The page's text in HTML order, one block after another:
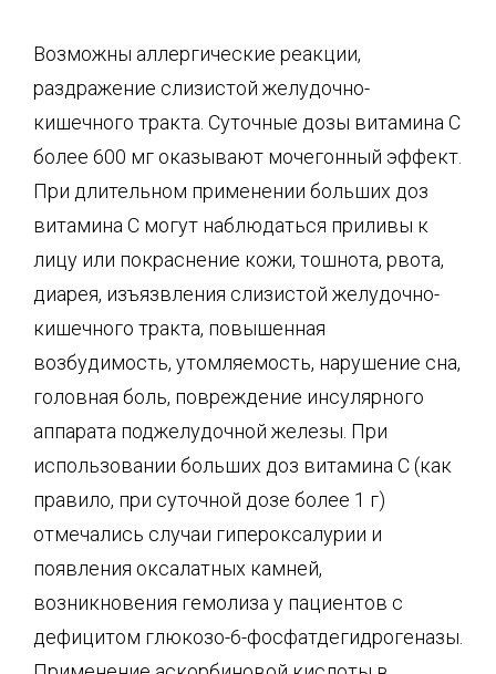
Возможны аллергические реакции,
раздражение слизистой желудочно-
кишечного тракта. Суточные дозы витамина С
более 600 мг оказывают мочегонный эффект.
При длительном применении больших доз
витамина С могут наблюдаться приливы к
лицу или покраснение кожи, тошнота, рвота,
диарея, изъязвления слизистой желудочно-
кишечного тракта, повышенная
возбудимость, утомляемость, нарушение сна,
головная боль, повреждение инсулярного
аппарата поджелудочной железы. При
использовании больших доз витамина С (как
правило, при суточной дозе более 1 г)
отмечались случаи гипероксалурии и
появления оксалатных камней,
возникновения гемолиза у пациентов с
дефицитом глюкозо-6-фосфатдегидрогеназы.